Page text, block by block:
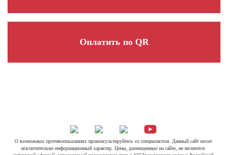
Оплатить по QR
О возможных противопоказаниях проконсультируйтесь со специалистом. Данный сайт носит
исключительно информационный характер. Цены, размещенные на сайте, не являются